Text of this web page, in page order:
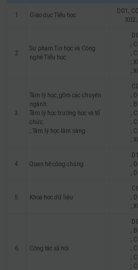
1 Giáo dục Tiểu học
D01;
X02;
2
Sư phạm Tin học và Công
nghệ Tiểu học
;
;
;
;
3
Tâm lý học, gồm các chuyên
ngành:
Tâm lý học trường học và tổ
chức
; Tâm lý học lâm sàng
;
;
;
;
;
;
4 Quan hệ công chúng
;
;
5 Khoa học dữ liệu
;
;
6 Công tác xã hội
;
;
;
;
;